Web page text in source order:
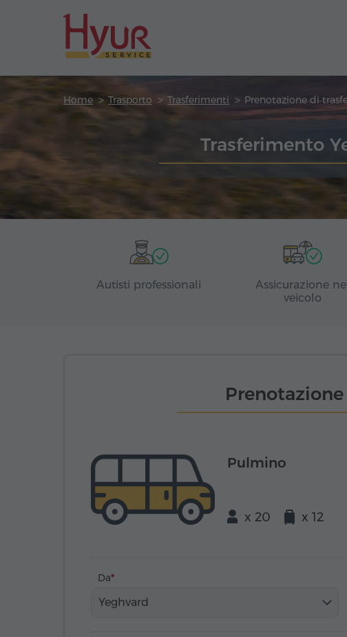
Home Trasporto Trasferimenti
Trasferimento
Autisti professionali
Assicurazione
veicolo
Pulmino
x 20 x 12
Da
Yeghvard